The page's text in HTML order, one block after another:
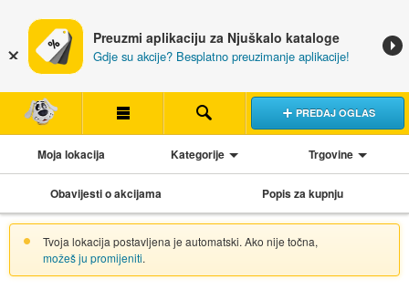
Preuzmi aplikaciju za Njuškalo kataloge
Gdje su akcije? Besplatno preuzimanje aplikacije!
PREDAJ OGLAS
Moja lokacija Kategorije Trgovine
Obavijesti o akcijama Popis za kupnju
Tvoja lokacija postavljena je automatski. Ako nije točna,
možeš ju promijeniti.